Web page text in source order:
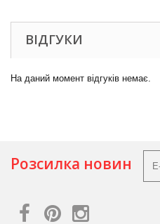
ВІДГУКИ
На даний момент відгуків немає.
Розсилка новин